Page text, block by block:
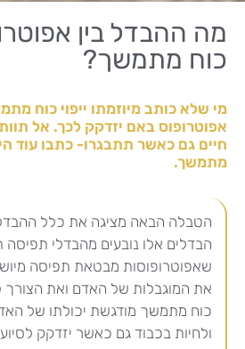
מה ההבדל בין
כוח מתמשך?
מי שלא כותב מיוזמתו ייפוי כוח
אפוטרופוס באם יזדקק לכך. אל
חיים גם כאשר תתבגרו- כתבו עוד
מתמשך.
הטבלה הבאה מציגה את כלל
הבדלים אלו נובעים מהבדלי תפיסה
שאפוטרופוסות מבטאת תפיסה
את המוגבלות של האדם ואת הצורך
כוח מתמשך מודגשת יכולתו של
ולחיות בכבוד גם כאשר יזדקק לסיוע.